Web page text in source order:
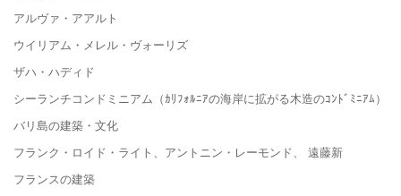
アルヴァ・アアルト
ウイリアム・メレル・ヴォーリズ
ザハ・ハディド
シーランチコンドミニアム（ｶﾘﾌｫﾙﾆｱの海岸に拡がる木造のｺﾝﾄﾞﾐﾆｱﾑ）
バリ島の建築・文化
フランク・ロイド・ライト、アントニン・レーモンド、 遠藤新
フランスの建築